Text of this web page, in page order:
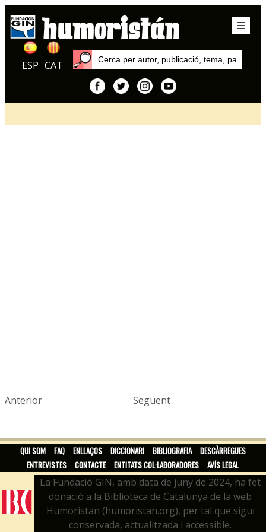
ESP CAT
Anterior Següent
QUI SOM FAQ ENLLAÇOS DICCIONARI BIBLIOGRAFIA
DESCÀRREGUES
ENTREVISTES
CONTACTE ENTITATS COL·LABORADORES AVÍS LEGAL
La Fundació GIN, amb data de juny de 2024, ha fet
donació a la Biblioteca de Catalunya de la web
Humoristan (humoristan.org), per tal que sigui
conservada, actualitzada i accessible.